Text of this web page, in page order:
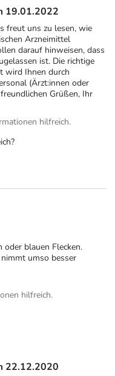
zusätzlichTraumeel® S
nicht mehr nach
bezieht
Monats.
D8
19.01.2022
freut uns zu lesen, wie
Arzneimittel
darauf hinweisen, dass
ist. Die richtige
wird Ihnen durch
(Ärzt:innen oder
Grüßen, Ihr
hilfreich.
oder blauen Flecken.
umso besser
hilfreich.
22.12.2020